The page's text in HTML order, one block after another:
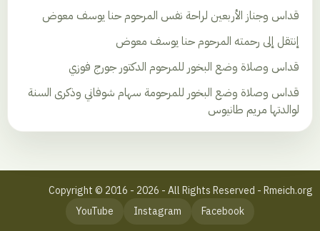
قداس وجناز الأربعين لراحة نفس المرحوم حنا يوسف معوض
إنتقل إلى رحمته المرحوم حنا يوسف معوض
قداس وصلاة وضع البخور للمرحوم الدكتور جورج فوزي
قداس وصلاة وضع البخور للمرحومة سهام شوفاني وذكرى السنة
لوالدتها مريم طانيوس
Copyright © 2016 - 2026 - All Rights Reserved - Rmeich.org
Facebook
Instagram
YouTube